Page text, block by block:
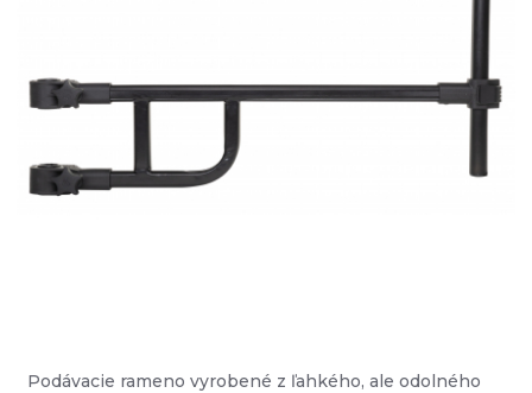
Podávacie rameno vyrobené z ľahkého, ale odolného